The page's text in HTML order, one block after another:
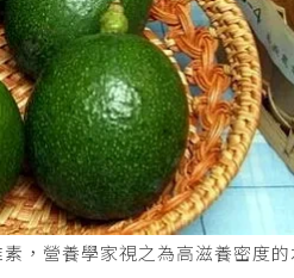
，營養學家視之為高滋養密度